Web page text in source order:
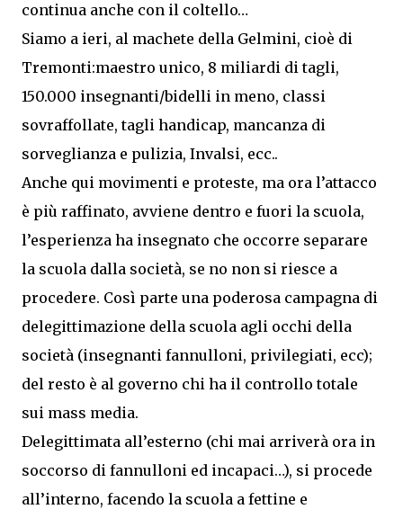
continua anche con il coltello…
Siamo a ieri, al machete della Gelmini, cioè di
Tremonti:maestro unico, 8 miliardi di tagli,
150.000 insegnanti/bidelli in meno, classi
sovraffollate, tagli handicap, mancanza di
sorveglianza e pulizia, Invalsi, ecc..
Anche qui movimenti e proteste, ma ora l’attacco
è più raffinato, avviene dentro e fuori la scuola,
l’esperienza ha insegnato che occorre separare
la scuola dalla società, se no non si riesce a
procedere. Così parte una poderosa campagna di
delegittimazione della scuola agli occhi della
società (insegnanti fannulloni, privilegiati, ecc);
del resto è al governo chi ha il controllo totale
sui mass media.
Delegittimata all’esterno (chi mai arriverà ora in
soccorso di fannulloni ed incapaci…), si procede
all’interno, facendo la scuola a fettine e